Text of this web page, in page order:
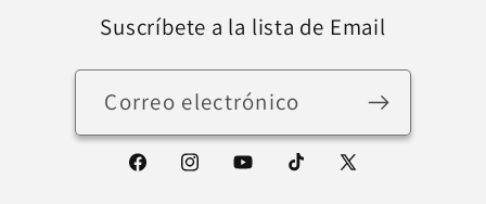
Suscríbete a la lista de Email
Correo electrónico
FacebookInstagramYouTubeTikTokX